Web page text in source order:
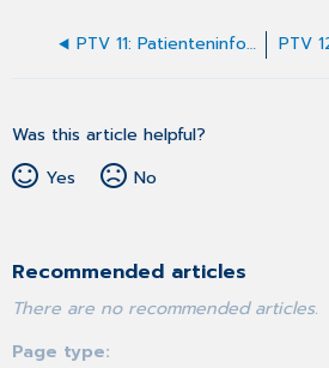
PTV 11: Patienteninformation Psychotherapeutische Sprechstunde
Was this article helpful?
Yes
No
Recommended articles
There are no recommended articles.
Page type